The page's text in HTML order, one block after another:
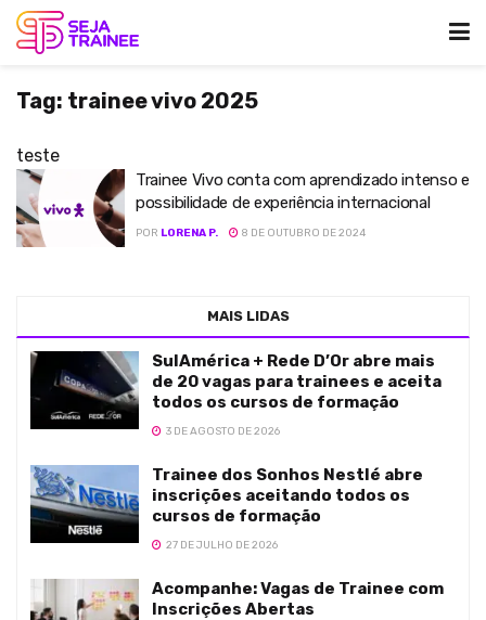
Tag: trainee vivo 2025
teste
Trainee Vivo conta com aprendizado intenso e
possibilidade de experiência internacional
POR LORENA P. 8 DE OUTUBRO DE 2024
MAIS LIDAS
SulAmérica + Rede D’Or abre mais
de 20 vagas para trainees e aceita
todos os cursos de formação
3 DE AGOSTO DE 2026
Trainee dos Sonhos Nestlé abre
inscrições aceitando todos os
cursos de formação
27 DE JULHO DE 2026
Acompanhe: Vagas de Trainee com
Inscrições Abertas